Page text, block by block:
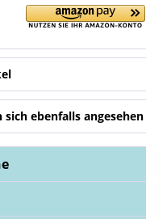
sich ebenfalls angesehen